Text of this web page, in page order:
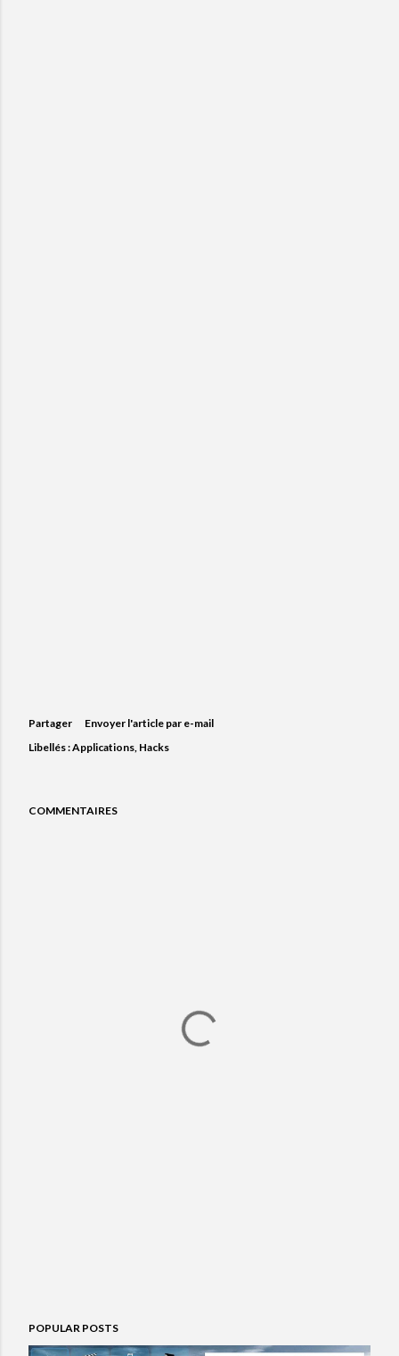
Partager
Envoyer l'article par e-mail
Libellés :Applications Hacks
COMMENTAIRES
POPULAR POSTS